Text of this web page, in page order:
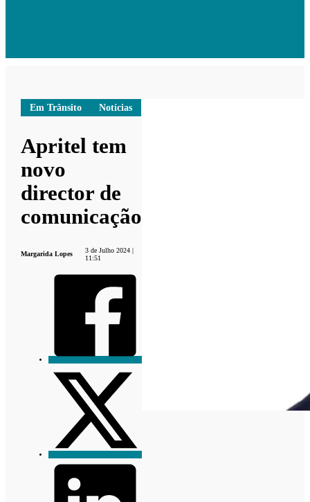
Em Trânsito Notícias
Apritel tem
novo
director de
comunicação
Margarida Lopes
3 de Julho 2024 |
11:51